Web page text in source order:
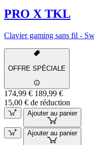
PRO X TKL
Clavier gaming sans fil -
OFFRE SPÉCIALE
174,99 € 189,99 €
15,00 € de réduction
Ajouter au panier
Ajouter au panier